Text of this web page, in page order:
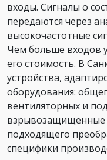
входы. Сигналы о
передаются через
высокочастотные
Чем больше входов
его стоимость. В
устройства,
оборудования:
вентиляторных и
взрывозащищенные
подходящего
специфики